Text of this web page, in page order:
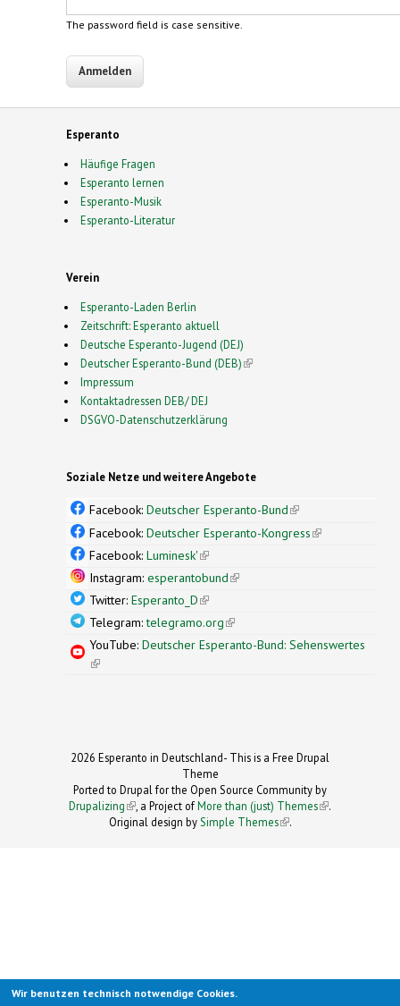
The password field is case sensitive.
Esperanto
Häufige Fragen
Esperanto lernen
Esperanto-Musik
Esperanto-Literatur
Verein
Esperanto-Laden Berlin
Zeitschrift: Esperanto aktuell
Deutsche Esperanto-Jugend (DEJ)
Deutscher Esperanto-Bund (DEB)(link is external)
Impressum
Kontaktadressen DEB/ DEJ
DSGVO-Datenschutzerklärung
Soziale Netze und weitere Angebote
Facebook: Deutscher Esperanto-Bund(link is
external)
Facebook: Deutscher Esperanto-Kongress(link is
Facebook: Luminesk'(link is external)
Instagram: esperantobund(link is external)
Twitter: Esperanto_D(link is external)
Telegram:telegramo.org(link is external)
YouTube: Deutscher Esperanto-Bund: Sehenswertes
(link is external)
2026 Esperanto in Deutschland- This is a Free Drupal
Theme
Ported to Drupal for the Open Source Community by
Drupalizing(link is external)
, a Project ofMore than (just) Themes (link is
.
Original design by Simple Themes
(link is
.
Wir benutzen technisch notwendige Cookies.